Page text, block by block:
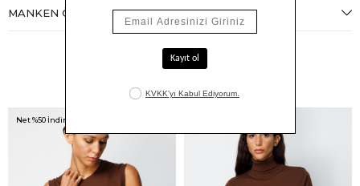
MANKEN ÖLÇÜLERI
Net %50 İndirim!